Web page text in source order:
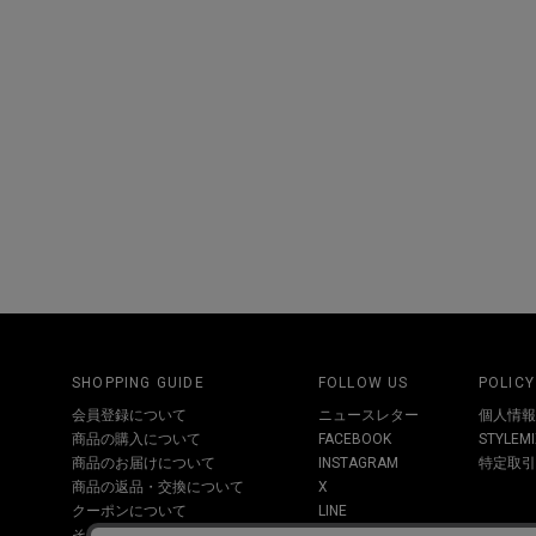
SHOPPING GUIDE
会員登録について
商品の購入について
商品のお届けについて
商品の返品・交換について
クーポンについて
FOLLOW US
ニュースレター
FACEBOOK
INSTAGRAM
X
LINE
POLICY
個人情
特定取